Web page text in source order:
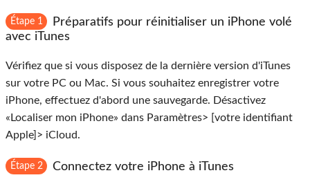
Étape 1
Préparatifs pour réinitialiser un iPhone volé
avec iTunes
Vérifiez que si vous disposez de la dernière version d'iTunes
sur votre PC ou Mac. Si vous souhaitez enregistrer votre
iPhone, effectuez d'abord une sauvegarde. Désactivez
«Localiser mon iPhone» dans Paramètres> [votre identifiant
Apple]> iCloud.
Étape 2 Connectez votre iPhone à iTunes